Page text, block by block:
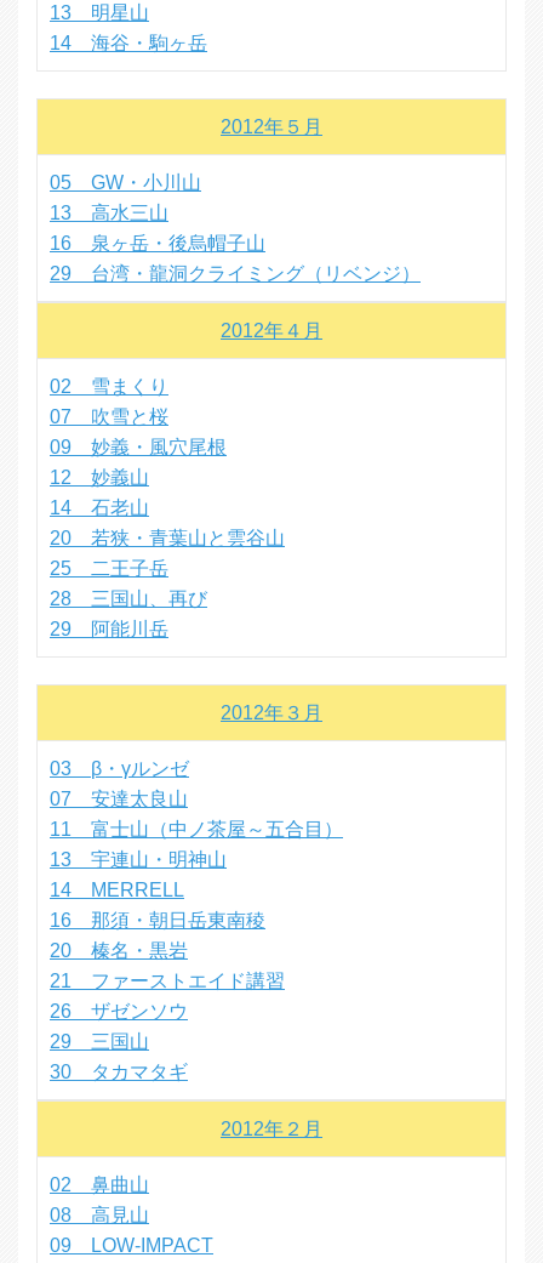
13 明星山
14 海谷・駒ヶ岳
2012年５月
05 GW・小川山
13 高水三山
16 泉ヶ岳・後烏帽子山
29 台湾・龍洞クライミング（リベンジ）
2012年４月
02 雪まくり
07 吹雪と桜
09 妙義・風穴尾根
12 妙義山
14 石老山
20 若狭・青葉山と雲谷山
25 二王子岳
28 三国山、再び
29 阿能川岳
2012年３月
03 β・γルンゼ
07 安達太良山
11 富士山（中ノ茶屋～五合目）
13 宇連山・明神山
14 MERRELL
16 那須・朝日岳東南稜
20 榛名・黒岩
21 ファーストエイド講習
26 ザゼンソウ
29 三国山
30 タカマタギ
2012年２月
02 鼻曲山
08 高見山
09 LOW-IMPACT